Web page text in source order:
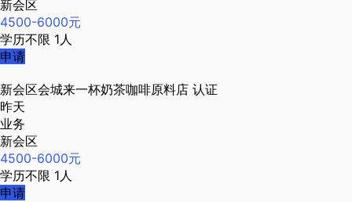
新会区
4500-6000元
学历不限 1人
申请
新会区会城来一杯奶茶咖啡原料店 认证
昨天
业务
新会区
4500-6000元
学历不限 1人
申请